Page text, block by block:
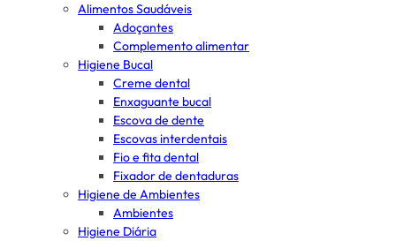
Alimentos Saudáveis
Adoçantes
Complemento alimentar
Higiene Bucal
Creme dental
Enxaguante bucal
Escova de dente
Escovas interdentais
Fio e fita dental
Fixador de dentaduras
Higiene de Ambientes
Ambientes
Higiene Diária